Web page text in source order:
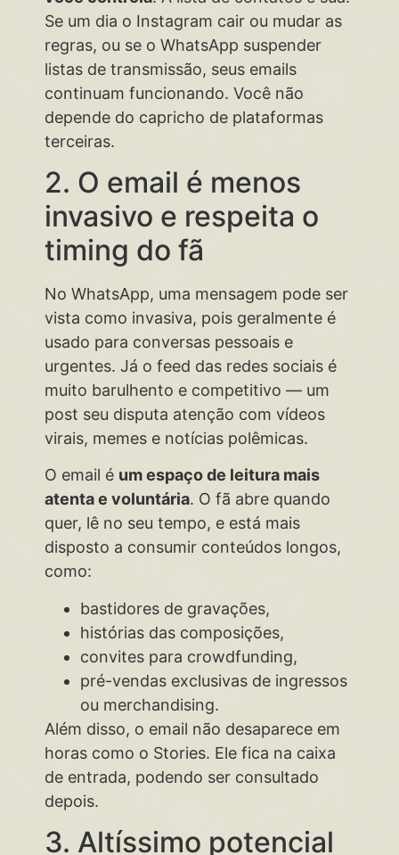
Se um dia o Instagram cair ou mudar as
regras, ou se o WhatsApp suspender
listas de transmissão, seus emails
continuam funcionando. Você não
depende do capricho de plataformas
terceiras.
2. O email é menos
invasivo e respeita o
timing do fã
No WhatsApp, uma mensagem pode ser
vista como invasiva, pois geralmente é
usado para conversas pessoais e
urgentes. Já o feed das redes sociais é
muito barulhento e competitivo — um
post seu disputa atenção com vídeos
virais, memes e notícias polêmicas.
O email é um espaço de leitura mais
atenta e voluntária. O fã abre quando
quer, lê no seu tempo, e está mais
disposto a consumir conteúdos longos,
como:
bastidores de gravações,
histórias das composições,
convites para crowdfunding,
pré-vendas exclusivas de ingressos
ou merchandising.
Além disso, o email não desaparece em
horas como o Stories. Ele fica na caixa
de entrada, podendo ser consultado
depois.
3. Altíssimo potencial